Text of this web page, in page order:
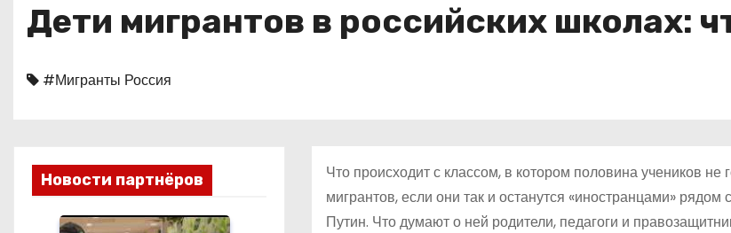
Дети мигрантов в российских школах:
#Мигранты Россия
Новости партнёров
Что происходит с классом, в котором половина учеников
мигрантов, если они так и останутся «иностранцами»
Путин. Что думают о ней родители, педагоги и